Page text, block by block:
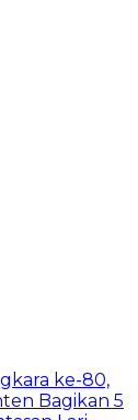
ke-80,
Bagikan 5